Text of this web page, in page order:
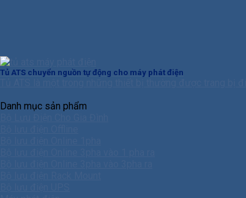
Tủ ATS chuyển nguồn tự động cho máy phát điện
Danh mục sản phẩm